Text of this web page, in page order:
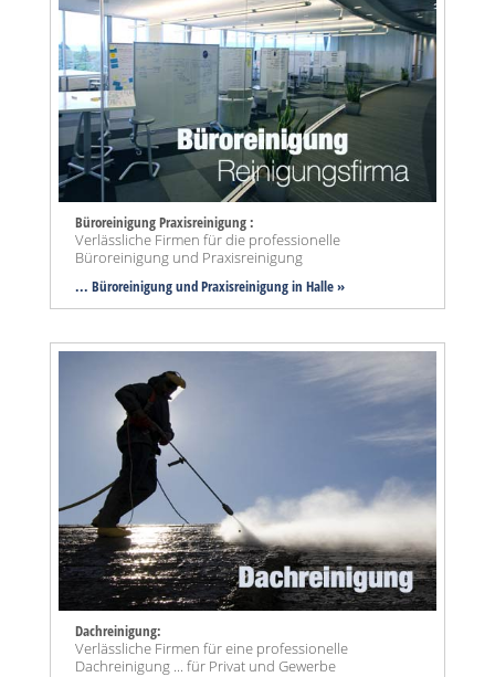
Büroreinigung Praxisreinigung :
Verlässliche Firmen für die professionelle
Büroreinigung und Praxisreinigung
... Büroreinigung und Praxisreinigung in Halle »
Dachreinigung:
Verlässliche Firmen für eine professionelle
Dachreinigung ... für Privat und Gewerbe